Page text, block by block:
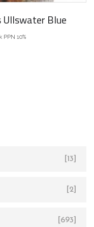
Ullswater Blue
PPN 10%
[13]
[2]
[693]